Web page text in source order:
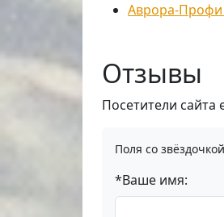
Аврора-
Отзывы
Посетители
Поля со
*Ваше имя: